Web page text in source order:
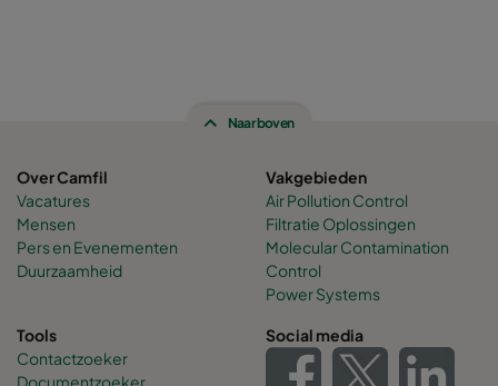
Naar boven
Over Camfil
Vacatures
Mensen
Pers en Evenementen
Duurzaamheid
Vakgebieden
Air Pollution Control
Filtratie Oplossingen
Molecular Contamination
Control
Power Systems
Tools
Contactzoeker
Documentzoeker
Social media